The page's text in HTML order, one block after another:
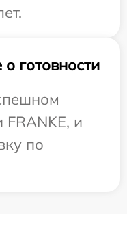
готовности
FRANKE, и
по